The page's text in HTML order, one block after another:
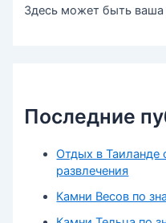
Здесь может быть ваша
Последние
Отдых в Таиланде
развлечения
Камни Весов по